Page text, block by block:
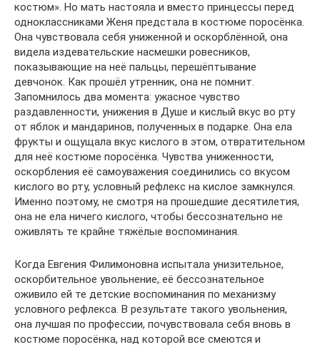
костюм». Но мать настояла и вместо принцессы перед
одноклассниками Женя предстала в костюме поросёнка.
Она чувствовала себя униженной и оскорблённой, она
видела издевательские насмешки ровесников,
показывающие на неё пальцы, перешёптывание
девчонок. Как прошёл утренник, она не помнит.
Запомнилось два момента: ужасное чувство
раздавленности, унижения в Душе и кислый вкус во рту
от яблок и мандаринов, полученных в подарке. Она ела
фрукты и ощущала вкус кислого в этом, отвратительном
для неё костюме поросёнка. Чувства униженности,
оскорбления её самоуважения соединились со вкусом
кислого во рту, условный рефлекс на кислое замкнулся.
Именно поэтому, не смотря на прошедшие десятилетия,
она не ела ничего кислого, чтобы бессознательно не
оживлять те крайне тяжёлые воспоминания.
Когда Евгения Филимоновна испытала унизительное,
оскорбительное увольнение, её бессознательное
оживило ей те детские воспоминания по механизму
условного рефлекса. В результате такого увольнения,
она лучшая по профессии, почувствовала себя вновь в
костюме поросёнка, над которой все смеются и